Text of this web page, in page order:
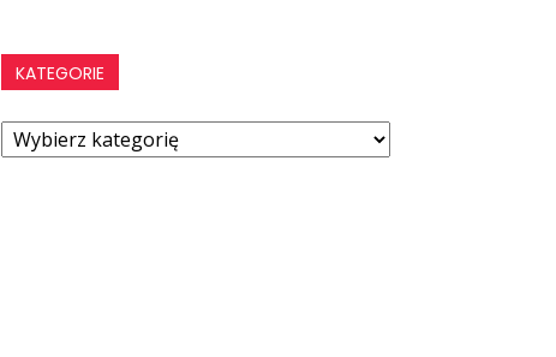
KATEGORIE
Kategorie